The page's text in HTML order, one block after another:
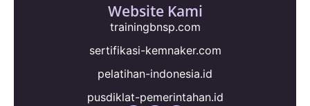
Website Kami
trainingbnsp.com
sertifikasi-kemnaker.com
pelatihan-indonesia.id
pusdiklat-pemerintahan.id